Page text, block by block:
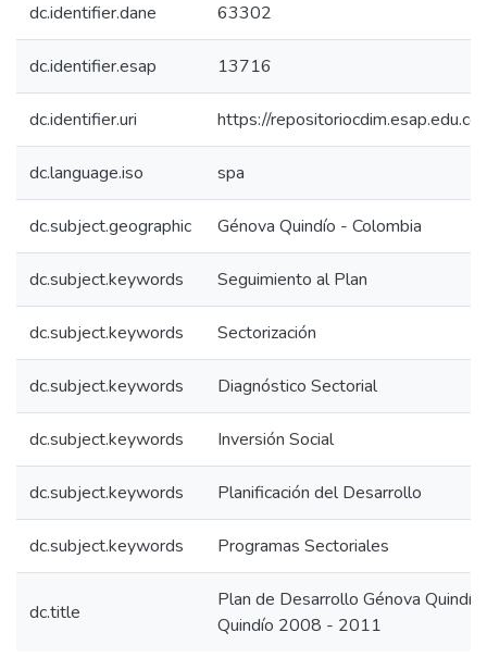
dc.identifier.dane 63302
dc.identifier.esap 13716
dc.identifier.uri https://
dc.language.iso spa
dc.subject.geographic Génova Quindío - Colombia
dc.subject.keywords Seguimiento al Plan
dc.subject.keywords Sectorización
dc.subject.keywords Diagnóstico Sectorial
dc.subject.keywords Inversión Social
dc.subject.keywords Planificación del Desarrollo
dc.subject.keywords Programas Sectoriales
dc.title
Plan de Desarrollo Génova
Quindío 2008 - 2011